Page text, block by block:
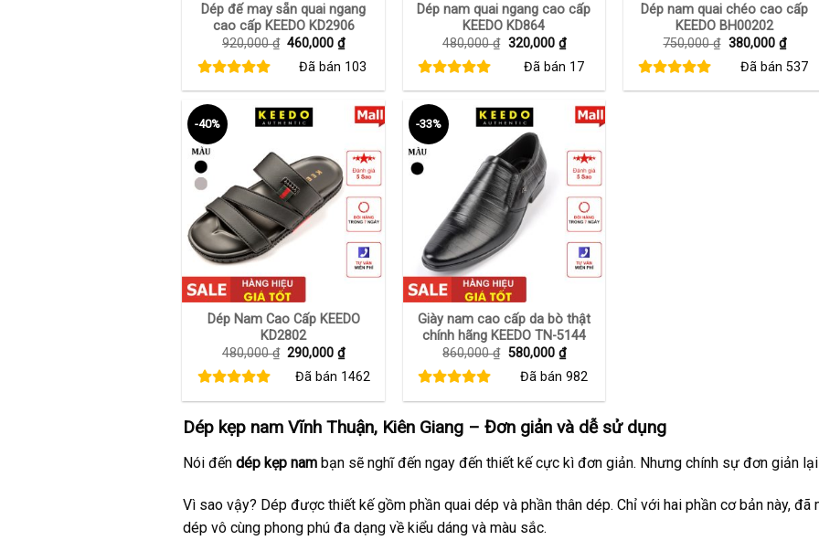
Dép đế may sẵn quai ngang
cao cấp KEEDO KD2906
920,000₫ Giá
là:
460,000₫Giá
hiện
tại
460,000 ₫.
Đã bán 103
Dép nam quai ngang cao cấp
KEEDO KD864
480,000₫ Giá
320,000 ₫Giá
hiện
tại
320,000 ₫.
Đã bán 17
Dép nam quai chéo cao cấp
KEEDO BH00202
750,000₫ Giá
380,000 ₫Giá
hiện
tại
Đã bán 537
-40%
+
Dép Nam Cao Cấp KEEDO
KD2802
480,000₫ Giá
là:
290,000₫Giá
tại
290,000 ₫.
Đã bán 1462
-33%
+
Giày nam cao cấp da bò thật
chính hãng KEEDO TN-5144
860,000₫ Giá
580,000 ₫Giá
tại
580,000 ₫.
Đã bán 982
Dép kẹp nam Vĩnh Thuận, Kiên Giang – Đơn giản và dễ sử dụng
Nói đến dép kẹp nambạn sẽ nghĩ đến ngay đến thiết kế cực kì đơn giản. Nhưng chính sự đơn giản
Vì sao vậy? Dép được thiết kế gồm phần quai dép và phần thân dép. Chỉ với hai phần cơ bản này,
dép vô cùng phong phú đa dạng về kiểu dáng và màu sắc.